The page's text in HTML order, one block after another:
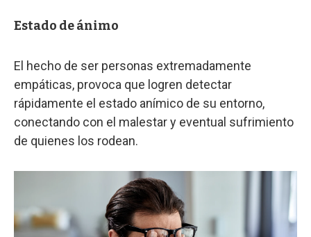
Estado de ánimo
El hecho de ser personas extremadamente
empáticas, provoca que logren detectar
rápidamente el estado anímico de su entorno,
conectando con el malestar y eventual sufrimiento
de quienes los rodean.